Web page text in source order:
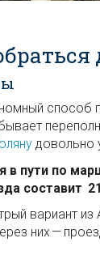
способ
довольно
в пути по
составит
вариант
них —